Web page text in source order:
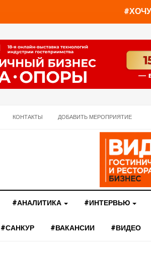
КОНТАКТЫ ДОБАВИТЬ МЕРОПРИЯТИЕ
#АНАЛИТИКА #ИНТЕРВЬЮ
#САНКУР #ВАКАНСИИ #ВИДЕО